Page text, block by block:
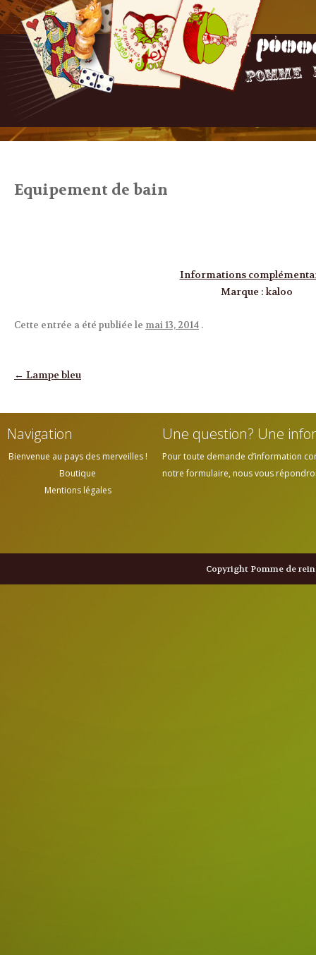
Equipement de bain
Informations
Marque :kaloo
Cette entrée a été publiée le mai 13, 2014 .
Navigation des articles
← Lampe bleu
Navigation
Bienvenue au pays des merveilles !
Boutique
Mentions légales
Une question? Une
Pour toute demande d’information
notre formulaire, nous vous
Copyright Pomme de